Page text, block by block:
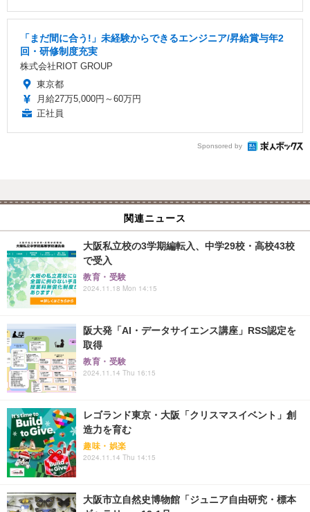
「まだ間に合う!」未経験からできるエンジニア/昇給賞与年2
回・研修制度充実
株式会社RIOT GROUP
東京都
月給27万5,000円～60万円
正社員
Sponsored by
関連ニュース
大阪私立校の3学期編転入、中学29校・高校43校
で受入
教育・受験
2024.11.18 Mon 14:15
阪大発「AI・データサイエンス講座」RSS認定を
取得
教育・受験
2024.11.14 Thu 16:15
レゴランド東京・大阪「クリスマスイベント」創
造力を育む
趣味・娯楽
2024.11.14 Thu 14:15
大阪市立自然史博物館「ジュニア自由研究・標本